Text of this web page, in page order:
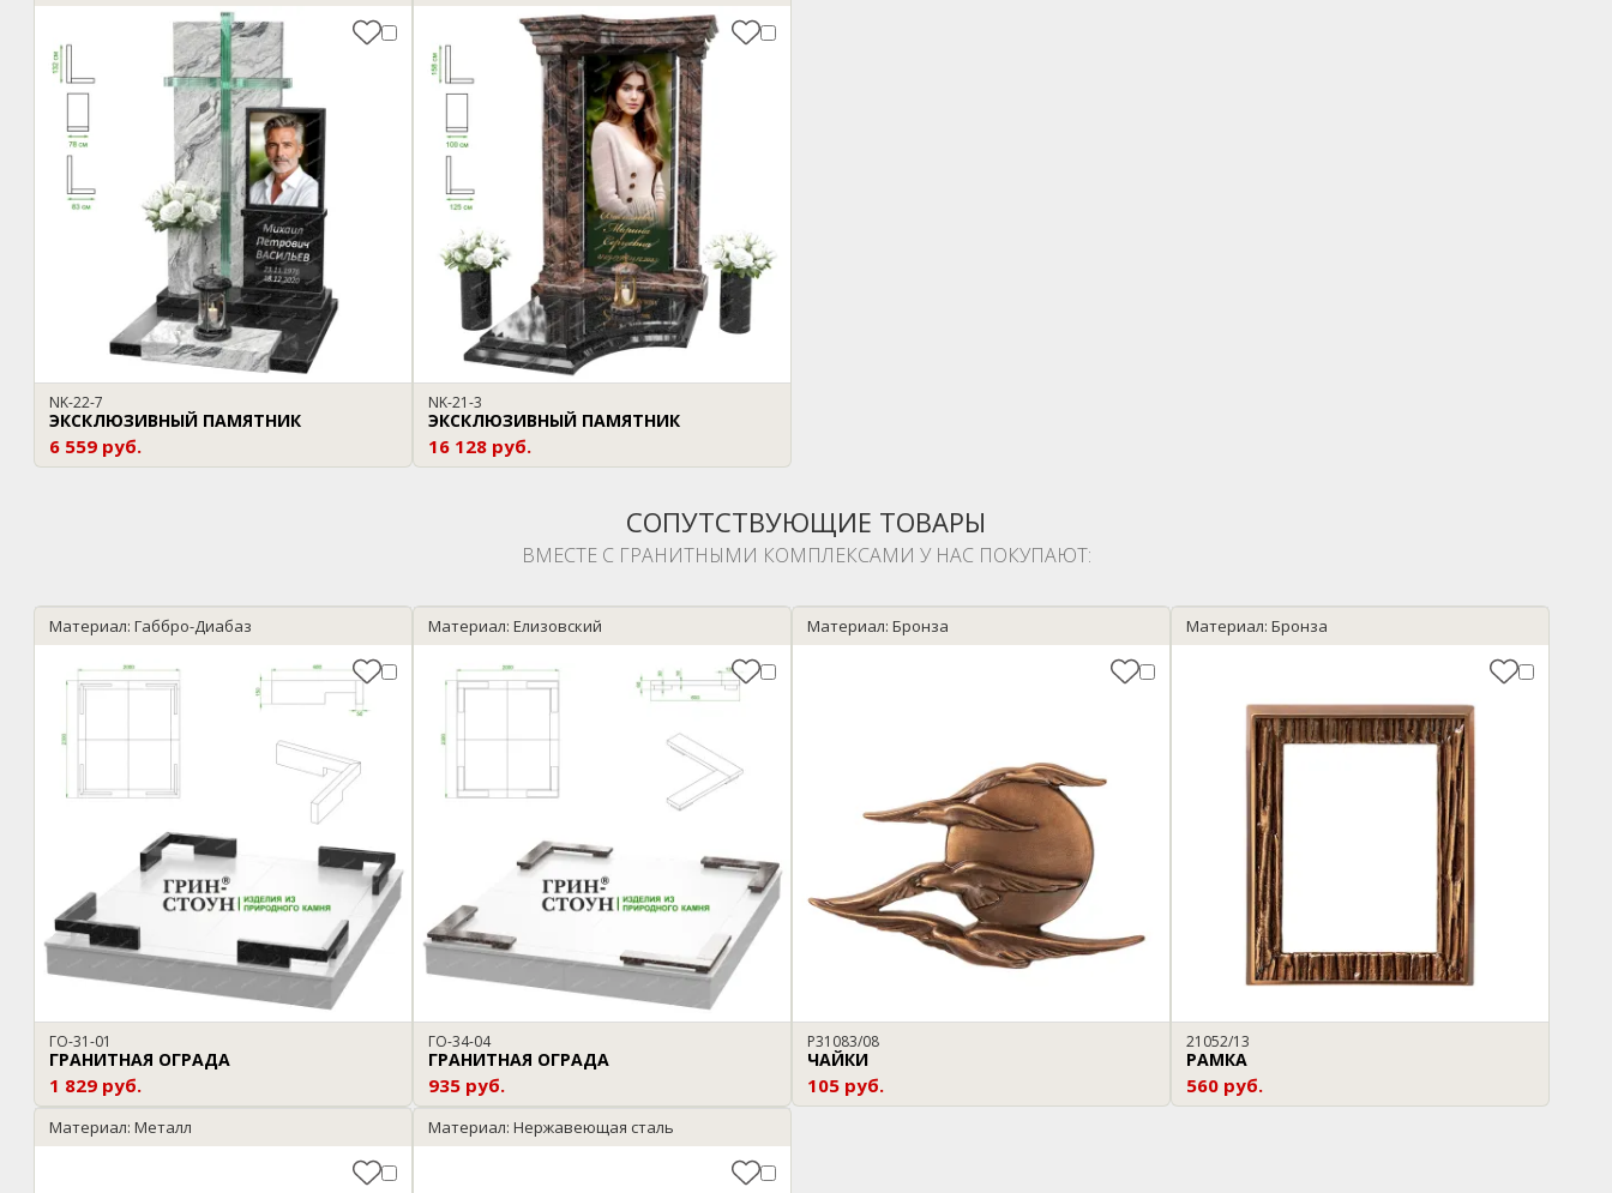
NK-22-7
ЭКСКЛЮЗИВНЫЙ ПАМЯТНИК
6 559 руб.
NK-21-3
ЭКСКЛЮЗИВНЫЙ ПАМЯТНИК
16 128 руб.
СОПУТСТВУЮЩИЕ ТОВАРЫ
ВМЕСТЕ С ГРАНИТНЫМИ КОМПЛЕКСАМИ У НАС ПОКУПАЮТ:
Материал: Габбро-Диабаз
ГО-31-01
ГРАНИТНАЯ ОГРАДА
1 829 руб.
Материал: Елизовский
ГО-34-04
ГРАНИТНАЯ ОГРАДА
935 руб.
Материал: Бронза
P31083/08
ЧАЙКИ
105 руб.
Материал: Бронза
21052/13
РАМКА
560 руб.
Материал: Металл Материал: Нержавеющая сталь